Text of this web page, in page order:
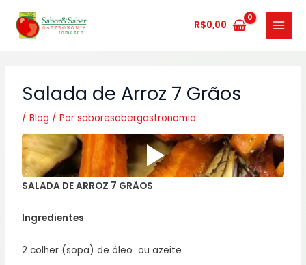
para
R$0,00
MAIN
MENU
Salada de Arroz 7 Grãos
/Blog / Porsaboresabergastronomia
SALADA DE ARROZ 7 GRÃOS
Ingredientes
2 colher (sopa) de óleo ‎ ou azeite